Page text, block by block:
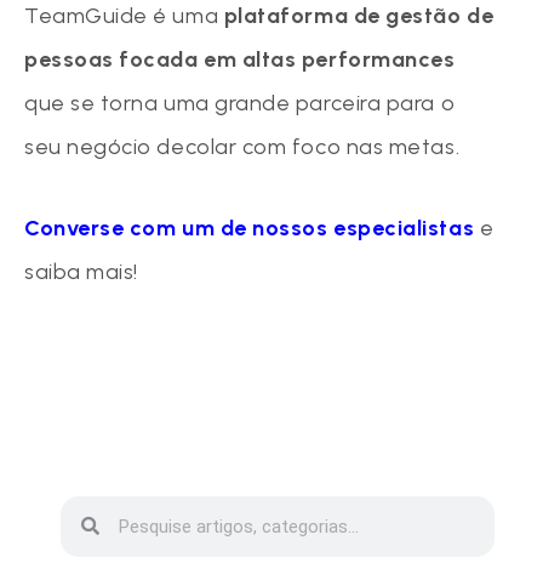
TeamGuide é uma plataforma de gestão de
pessoas focada em altas performances
que se torna uma grande parceira para o
seu negócio decolar com foco nas metas.
Converse com um de nossos especialistas e
saiba mais!